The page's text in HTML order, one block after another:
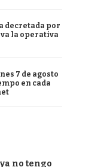
decretada por
la operativa
7 de agosto
en cada
no tengo